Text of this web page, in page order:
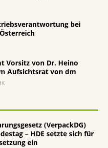
bei
Vorsitz von Dr. Heino
Aufsichtsrat von dm
(VerpackDG)
– HDE setzte sich für
ein